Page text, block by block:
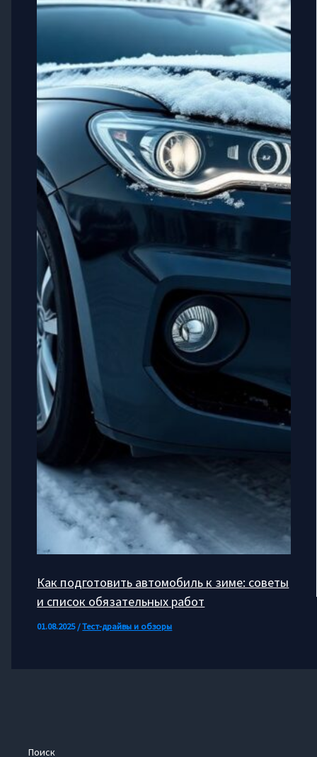
Поиск
Как подготовить автомобиль к зиме: советы
и список обязательных работ
01.08.2025/Тест-драйвы и обзоры